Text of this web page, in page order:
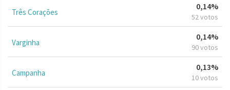
Três Corações
0,14%
52 votos
Varginha
0,14%
90 votos
Campanha
0,13%
10 votos